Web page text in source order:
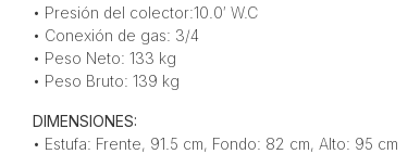
• Presión del colector:10.0′ W.C
• Conexión de gas: 3/4
• Peso Neto: 133 kg
• Peso Bruto: 139 kg
DIMENSIONES:
• Estufa: Frente, 91.5 cm, Fondo: 82 cm, Alto: 95 cm